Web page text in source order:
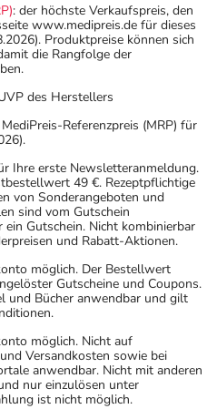
: der höchste Verkaufspreis, den
www.medipreis.de für dieses
Produktpreise können sich
die Rangfolge der
des Herstellers
Referenzpreis (MRP) für
Ihre erste Newsletteranmeldung.
49 €. Rezeptpflichtige
von Sonderangeboten und
sind vom Gutschein
Gutschein. Nicht kombinierbar
und Rabatt-Aktionen.
möglich. Der Bestellwert
Gutscheine und Coupons.
und Bücher anwendbar und gilt
möglich. Nicht auf
Versandkosten sowie bei
anwendbar. Nicht mit anderen
nur einzulösen unter
ist nicht möglich.